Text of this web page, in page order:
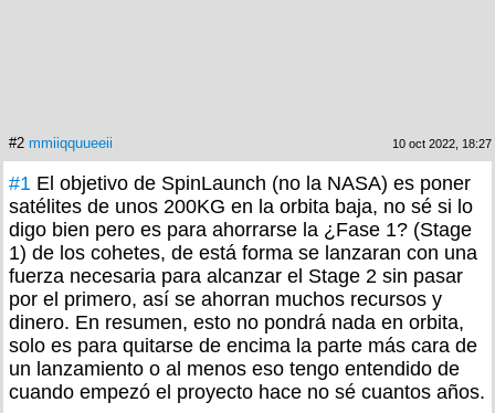
#2 mmiiqquueeii 10 oct 2022, 18:27
#1 El objetivo de SpinLaunch (no la NASA) es poner
satélites de unos 200KG en la orbita baja, no sé si lo
digo bien pero es para ahorrarse la ¿Fase 1? (Stage
1) de los cohetes, de está forma se lanzaran con una
fuerza necesaria para alcanzar el Stage 2 sin pasar
por el primero, así se ahorran muchos recursos y
dinero. En resumen, esto no pondrá nada en orbita,
solo es para quitarse de encima la parte más cara de
un lanzamiento o al menos eso tengo entendido de
cuando empezó el proyecto hace no sé cuantos años.